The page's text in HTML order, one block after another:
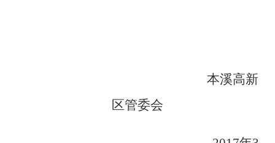
本溪高新
区管委会